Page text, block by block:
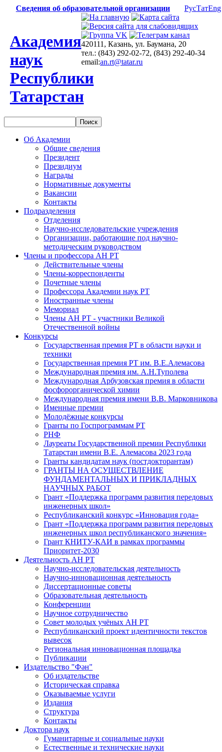
Сведения об образовательной организации РусТатEng
Академия
наук
Республики
Татарстан
420111, Казань, ул. Баумана, 20
тел.: (843) 292-02-72, (843) 292-40-34
email:an.rt@tatar.ru
Об Академии
Общие сведения
Президент
Президиум
Награды
Нормативные документы
Вакансии
Контакты
Подразделения
Отделения
Научно-исследовательские учреждения
Организации, работающие под научно-
методическим руководством
Члены и профессора АН РТ
Действительные члены
Члены-корреспонденты
Почетные члены
Профессора Академии наук РТ
Иностранные члены
Мемориал
Члены АН РТ - участники Великой
Отечественной войны
Конкурсы
Государственная премия РТ в области науки и
техники
Государственная премия РТ им. В.Е.Алемасова
Международная премия им. А.Н.Туполева
Международная Арбузовская премия в области
фосфорорганической химии
Международная премия имени В.В. Марковникова
Именные премии
Молодёжные конкурсы
Гранты по Госпрограммам РТ
РНФ
Лауреаты Государственной премии Республики
Татарстан имени В.Е. Алемасова 2023 года
Гранты кандидатам наук (постдокторантам)
ГРАНТЫ НА ОСУЩЕСТВЛЕНИЕ
ФУНДАМЕНТАЛЬНЫХ И ПРИКЛАДНЫХ
НАУЧНЫХ РАБОТ
Грант «Поддержка программ развития передовых
инженерных школ»
Республиканский конкурс «Инновация года»
Грант «Поддержка программ развития передовых
инженерных школ республиканского значения»
Грант КНИТУ-КАИ в рамках программы
Приоритет-2030
Деятельность АН РТ
Научно-исследовательская деятельность
Научно-инновационная деятельность
Диссертационные советы
Образовательная деятельность
Конференции
Научное сотрудничество
Совет молодых учёных АН РТ
Республиканский проект идентичности текстов
вывесок
Региональная инновационная площадка
Публикации
Издательство "Фән"
Об издательстве
Историческая справка
Оказываемые услуги
Издания
Структура
Контакты
Доктора наук
Гуманитарные и социальные науки
Естественные и технические науки